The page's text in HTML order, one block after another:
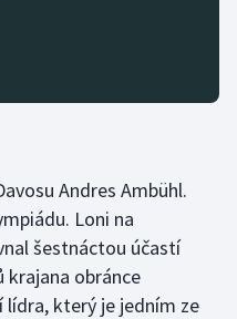
Andres Ambühl.
Loni na
šestnáctou účastí
obránce
lídra, který je jedním ze